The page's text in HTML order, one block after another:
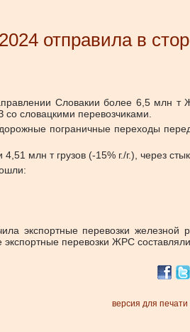
отправила в
Словакии более 6,5
словацкими перевозчиками.
пограничные переходы
млн т грузов (-15% г./г.), через
экспортные перевозки
перевозки ЖРС составляли
версия для печати